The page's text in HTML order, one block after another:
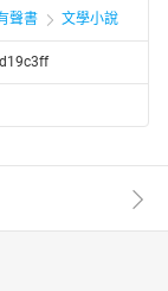
著乾坤，不仅让
。
。他不仅要面对
力和江湖的险
写着大明王朝的
，成为了人们口
聲書 文學小說